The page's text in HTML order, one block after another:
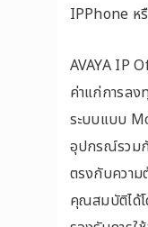
IPPhone ห
AVAYA IP
ค่าแก่การลง
ระบบแบบ
อุปกรณ์รวม
ตรงกับความ
คุณสมบัติได้